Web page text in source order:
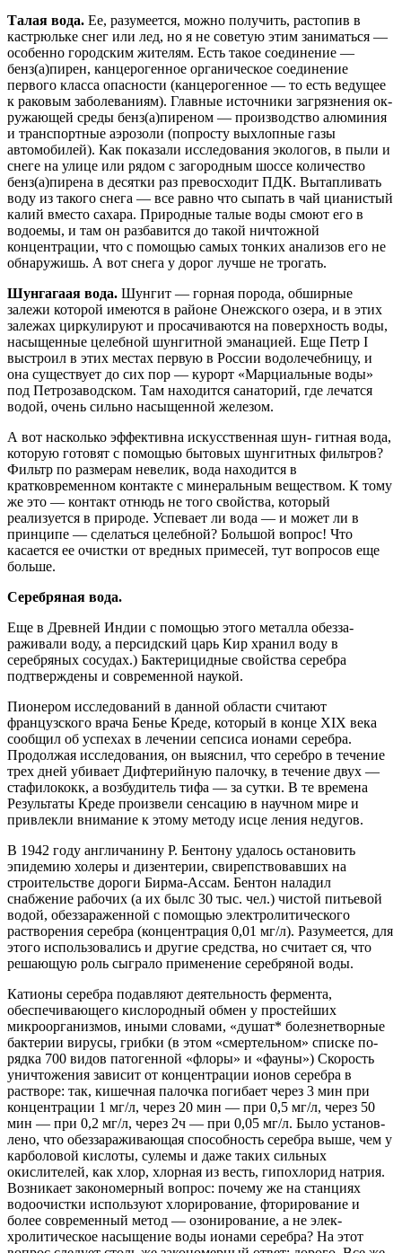
Талая вода. Ее, разумеется, можно получить, рас­топив в
кастрюльке снег или лед, но я не советую этим заниматься —
особенно городским жителям. Есть такое соединение —
бенз(а)пирен, канцероген­ное органическое соединение
первого класса опас­ности (канцерогенное — то есть ведущее
к раковым заболеваниям). Главные источники загрязнения ок­
ружающей среды бенз(а)пиреном — производство алюминия
и транспортные аэрозоли (попросту вы­хлопные газы
автомобилей). Как показали исследо­вания экологов, в пыли и
снеге на улице или рядом с загородным шоссе количество
бенз(а)пирена в десятки раз превосходит ПДК. Вытапливать
воду из такого снега — все равно что сыпать в чай циа­нистый
калий вместо сахара. Природные талые воды смоют его в
водоемы, и там он разбавится до такой ничтожной
концентрации, что с помощью самых тонких анализов его не
обнаружишь. А вот снега у дорог лучше не трогать.
Шунгагаая вода. Шунгит — горная порода, об­ширные
залежи которой имеются в районе Онеж­ского озера, и в этих
залежах циркулируют и проса­чиваются на поверхность воды,
насыщенные целеб­ной шунгитной эманацией. Еще Петр I
выстроил в этих местах первую в России водолечебницу, и
она существует до сих пор — курорт «Марциальные во­ды»
под Петрозаводском. Там находится санато­рий, где лечатся
водой, очень сильно насыщенной железом.
А вот насколько эффективна искусственная шун- гитная вода,
которую готовят с помощью бытовых шунгитных фильтров?
Фильтр по размерам невелик, вода находится в
кратковременном контакте с ми­неральным веществом. К тому
же это — контакт отнюдь не того свойства, который
реализуется в природе. Успевает ли вода — и может ли в
прин­ципе — сделаться целебной? Большой вопрос! Что
касается ее очистки от вредных примесей, тут во­просов еще
больше.
Серебряная вода.
Еще в Древней Индии с помощью этого металла обезза­
раживали воду, а персидский царь Кир хранил во­ду в
серебряных сосудах.) Бактерицидные свойства серебра
подтверждены и современной наукой.
Пионером исследований в данной области счи­тают
французского врача Бенье Креде, который в конце XIX века
сообщил об успехах в лечении сеп­сиса ионами серебра.
Продолжая исследования, он выяснил, что серебро в течение
трех дней убивает Дифтерийную палочку, в течение двух —
стафило­кокк, а возбудитель тифа — за сутки. В те времена
Результаты Креде произвели сенсацию в научном мире и
привлекли внимание к этому методу исце ления недугов.
В 1942 году англичанину Р. Бентону удалось ос­тановить
эпидемию холеры и дизентерии, свиреп­ствовавших на
строительстве дороги Бирма-Ассам. Бентон наладил
снабжение рабочих (а их былс 30 тыс. чел.) чистой питьевой
водой, обеззаражен­ной с помощью электролитического
растворения серебра (концентрация 0,01 мг/л). Разумеется, для
этого использовались и другие средства, но считает ся, что
решающую роль сыграло применение сереб­ряной воды.
Катионы серебра подавляют деятельность фермента,
обеспечивающего кисло­родный обмен у простейших
микроорганизмов, иными словами, «душат* болезнетворные
бактерии вирусы, грибки (в этом «смертельном» списке по­
рядка 700 видов патогенной «флоры» и «фауны») Скорость
уничтожения зависит от концентрации ионов серебра в
растворе: так, кишечная палоч­ка погибает через 3 мин при
концентрации 1 мг/л, через 20 мин — при 0,5 мг/л, через 50
мин — при 0,2 мг/л, через 2ч — при 0,05 мг/л. Было установ­
лено, что обеззараживающая способность серебра выше, чем у
карболовой кислоты, сулемы и даже таких сильных
окислителей, как хлор, хлорная из весть, гипохлорид натрия.
Возникает закономер­ный вопрос: почему же на станциях
водоочистки используют хлорирование, фторирование и
более современный метод — озонирование, а не элек-
хролитическое насыщение воды ионами серебра? На этот